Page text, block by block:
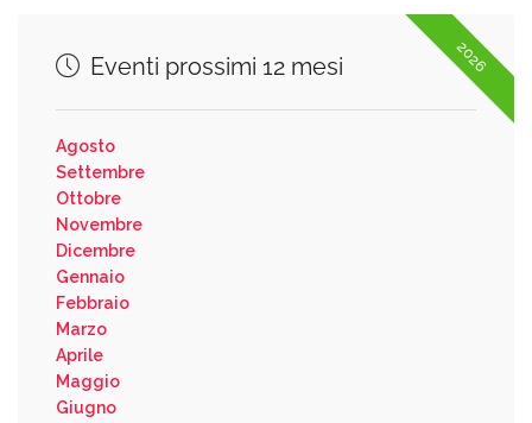
2026
Eventi prossimi 12 mesi
Agosto
Settembre
Ottobre
Novembre
Dicembre
Gennaio
Febbraio
Marzo
Aprile
Maggio
Giugno